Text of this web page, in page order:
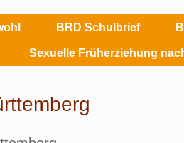
BRD Schulbrief
Sexuelle Früherziehung